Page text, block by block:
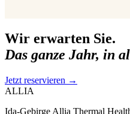
Wir erwarten Sie.
Das ganze Jahr, in
Jetzt reservieren →
ALLIA
Ida-Gebirge Allia Thermal